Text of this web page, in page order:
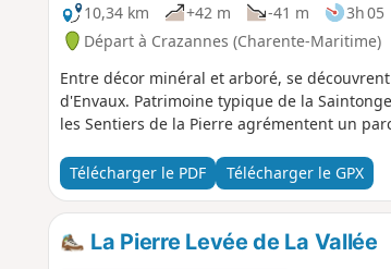
10,34 km
+42 m -41 m 3h 05
Départ à Crazannes (Charente-Maritime)
Entre décor minéral et arboré, se
d'Envaux. Patrimoine typique de la
les Sentiers de la Pierre agrémentent un
Télécharger le PDF Télécharger le GPX
La Pierre Levée de La Vallée